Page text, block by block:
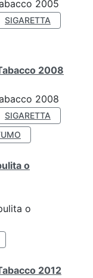
2005
SIGARETTA
2008
2008
SIGARETTA
o
o
2012